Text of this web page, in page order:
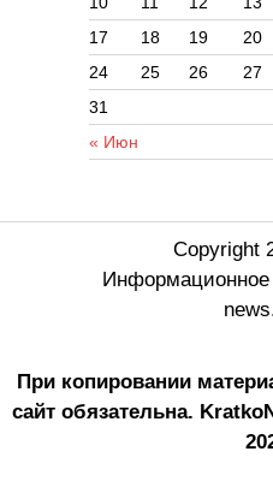
« Июн
17
18 19 20
24
25 26 27
31
Copyright
Информационное
При копировании
сайт обязательна.